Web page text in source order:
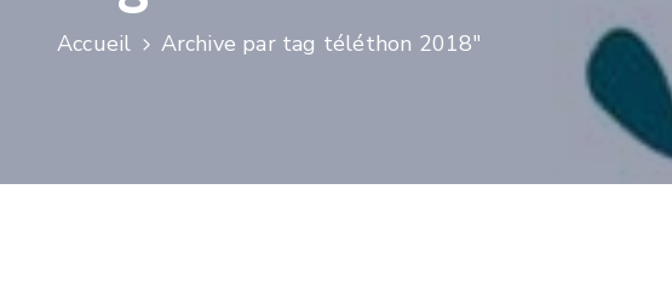
Accueil Archive par tag téléthon 2018"